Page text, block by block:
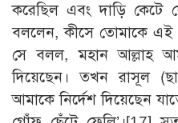
করেছিল এবং দাড়ি কেটে
বললেন, কীসে তোমাকে
সে বলল, মহান আল্লাহ
দিয়েছেন। তখন রাসূল
আমাকে নির্দেশ দিয়েছেন